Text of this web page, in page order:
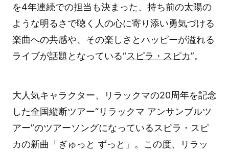
を4年連続での担当も決まった、持ち前の太陽の
ような明るさで聴く人の心に寄り添い勇気づける
楽曲への共感や、その楽しさとハッピーが溢れる
ライブが話題となっている“スピラ・スピカ”。
大人気キャラクター、リラックマの20周年を記念
した全国縦断ツアー“リラックマ アンサンブルツ
アー”のツアーソングになっているスピラ・スピ
カの新曲「ぎゅっと ずっと」。この度、リラッ